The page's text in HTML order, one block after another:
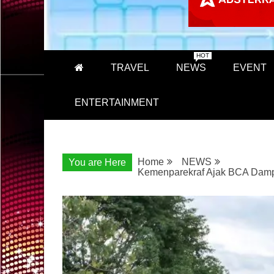
TRAVEL NEWS
HOT
EVENT
ENTERTAINMENT
You are Here Home
NEWS
Kemenparekraf Ajak BCA